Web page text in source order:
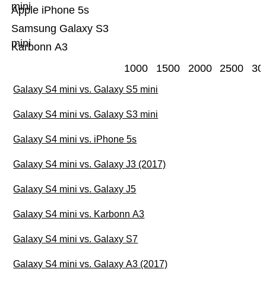
Karbonn A3
Samsung Galaxy S3
mini
Apple iPhone 5s
mini
1000 1500 2000 2500
Galaxy S4 mini vs. Galaxy S5 mini
Galaxy S4 mini vs. Galaxy S3 mini
Galaxy S4 mini vs. iPhone 5s
Galaxy S4 mini vs. Galaxy J3 (2017)
Galaxy S4 mini vs. Galaxy J5
Galaxy S4 mini vs. Karbonn A3
Galaxy S4 mini vs. Galaxy S7
Galaxy S4 mini vs. Galaxy A3 (2017)